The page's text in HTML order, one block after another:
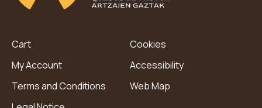
Cart
My Account
Terms and Conditions
Cookies
Accessibility
Web Map